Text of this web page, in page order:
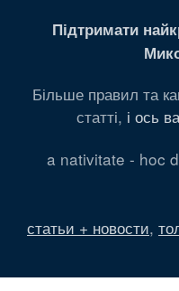
Підтримати
Більше правил та
статті, і ось
a nativitate - hoc
статьи + новости,